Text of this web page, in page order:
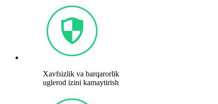
Xavfsizlik va barqarorlik
uglerod izini kamaytirish